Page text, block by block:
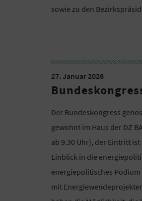
sowie zu den
27. Januar 2026
Der Bundeskongress
gewohnt im Haus der DZ
ab 9.30 Uhr), der Eintritt
Einblick in die
energiepolitisches
mit